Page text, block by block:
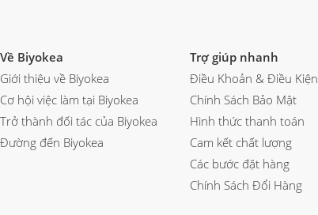
Về Biyokea
Giới thiệu về Biyokea
Cơ hội việc làm tại Biyokea
Trở thành đối tác của Biyokea
Đường đến Biyokea
Trợ giúp nhanh
Điều Khoản & Điều Kiện
Chính Sách Bảo Mật
Hình thức thanh toán
Cam kết chất lượng
Các bước đặt hàng
Chính Sách Đổi Hàng